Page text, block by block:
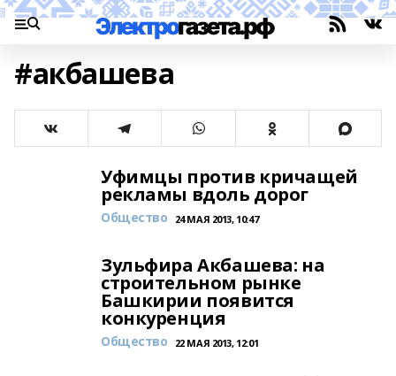
#акбашева
Уфимцы против кричащей
рекламы вдоль дорог
Общество 24 МАЯ 2013, 10:47
Зульфира Акбашева: на
строительном рынке
Башкирии появится
конкуренция
Общество 22 МАЯ 2013, 12:01